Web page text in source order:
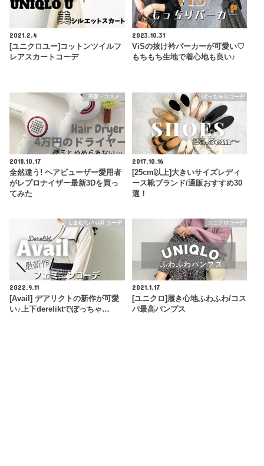
2021.2.4
[ユニクロユー]コットンツイルフ
レアスカートコーデ
2023.10.31
ViSの抜け衿パーカーが可愛い♡
もちもち生地で着心地も良い♪
美容・コスメ
2018.10.17
全然違う! ヘアビューザー愛用者
がレプロナイザー最新3Dを買っ
てみた
ぽっちゃりコーデ
2017.10.16
[25cm以上]大きいサイズレディ
ース靴ブランド/通販おすすめ30
選！
しまむら/Avail コーデ
2022.9.11
[Avail] デアリクトの新作が可愛
い♪上下dereliktでぽっちゃ…
ユニクロコーデ
2021.1.17
[ユニクロ]履き心地ふわふわ/コス
パ最高パンプス